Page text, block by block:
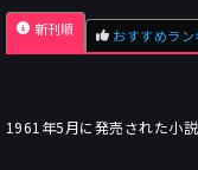
出版社
フォーマット
新刊順 おすすめラ
1961年5月に発売された小